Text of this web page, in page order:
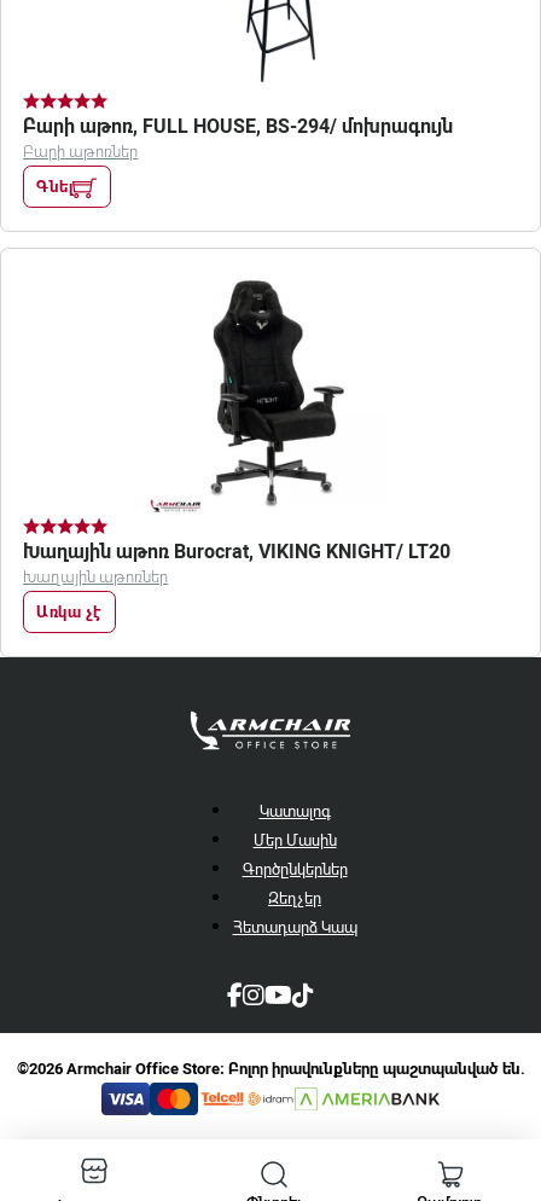
Բարի աթոռ, FULL HOUSE, BS-294/ մոխրագույն
Բարի աթոռներ
Գնել
Խաղային աթոռ Burocrat, VIKING KNIGHT/ LT20
Խաղային աթոռներ
Առկա չէ
Կատալոգ
Մեր Մասին
Գործընկերներ
Զեղչեր
Հետադարձ Կապ
©2026 Armchair Office Store։ Բոլոր իրավունքները պաշտպանված են.